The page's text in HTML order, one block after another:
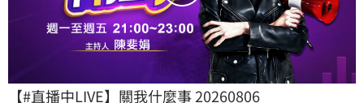
【#直播中LIVE】關我什麼事 20260806